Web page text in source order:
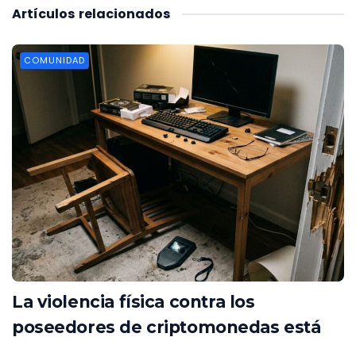
relacionados
Artículos
COMUNIDAD
La violencia física contra los
poseedores de criptomonedas está